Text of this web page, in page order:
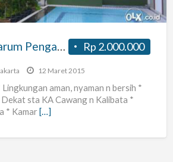
Rp 2.000.000
Kos Rumah Harum Pengadegan
12 Maret 2015
aman, nyaman n bersih *
sta KA Cawang n Kalibata *
* Kamar[…]